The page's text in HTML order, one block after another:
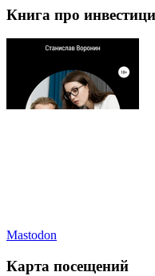
Книга про
Mastodon
Карта посещений